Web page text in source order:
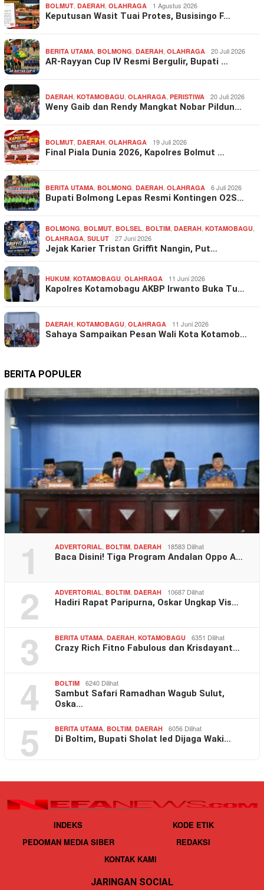
BOLMUT DAERAH OLAHRAGA 1 Agustus 2026
Keputusan Wasit Tuai Protes, Busisingo F…
BERITA UTAMA BOLMONG DAERAH OLAHRAGA 20 Juli 2026
AR-Rayyan Cup IV Resmi Bergulir, Bupati …
DAERAH KOTAMOBAGU OLAHRAGA PERISTIWA 20 Juli 2026
Weny Gaib dan Rendy Mangkat Nobar Pildun…
BOLMUT DAERAH OLAHRAGA 19 Juli 2026
Final Piala Dunia 2026, Kapolres Bolmut …
BERITA UTAMA BOLMONG DAERAH OLAHRAGA 6 Juli 2026
Bupati Bolmong Lepas Resmi Kontingen O2S…
BOLMONG BOLMUT BOLSEL BOLTIM DAERAH KOTAMOBAGU
OLAHRAGA SULUT 27 Juni 2026
Jejak Karier Tristan Griffit Nangin, Put…
HUKUM KOTAMOBAGU OLAHRAGA 11 Juni 2026
Kapolres Kotamobagu AKBP Irwanto Buka Tu…
DAERAH KOTAMOBAGU OLAHRAGA 11 Juni 2026
Sahaya Sampaikan Pesan Wali Kota Kotamob…
BERITA POPULER
1 ADVERTORIAL BOLTIM DAERAH 18583 Dilihat
Baca Disini! Tiga Program Andalan Oppo A…
2 ADVERTORIAL BOLTIM DAERAH 10687 Dilihat
Hadiri Rapat Paripurna, Oskar Ungkap Vis…
3 BERITA UTAMA DAERAH KOTAMOBAGU 6351 Dilihat
Crazy Rich Fitno Fabulous dan Krisdayant…
4 BOLTIM 6240 Dilihat
Sambut Safari Ramadhan Wagub Sulut,
Oska…
5 BERITA UTAMA BOLTIM DAERAH 6056 Dilihat
Di Boltim, Bupati Sholat Ied Dijaga Waki…
INDEKS
KODE ETIK
PEDOMAN MEDIA SIBER
REDAKSI
KONTAK KAMI
JARINGAN SOCIAL